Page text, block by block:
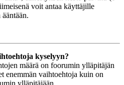
voit antaa käyttäjille
kyselyyn?
määrä on foorumin ylläpitäjän
enemmän vaihtoehtoja kuin on
ylläpitäjään.